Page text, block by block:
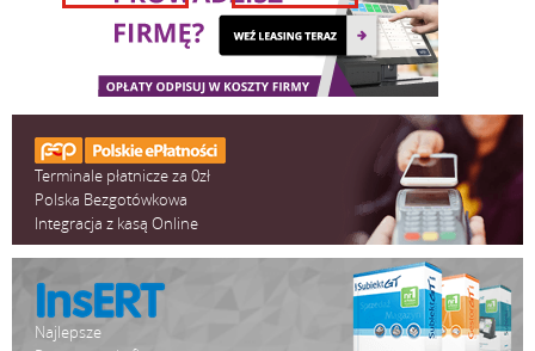
Terminale płatnicze za 0zł
Polska Bezgotówkowa
Integracja z kasą Online
Najlepsze